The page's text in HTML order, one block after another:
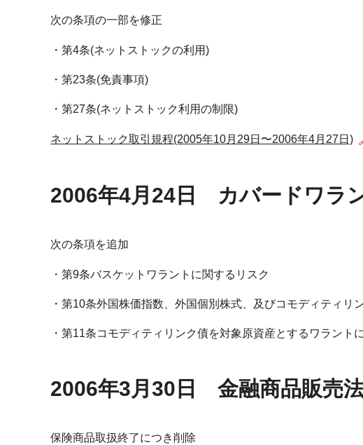
次の条項の一部を修正
第4条(ネットストックの利用)
第23条(免責事項)
第27条(ネットストック利用の制限)
ネットストック取引規程(2005年10月29日〜2006年4月27日)
2006年4月24日 カバードワラ
次の条項を追加
第9条バスケットワラントに関するリスク
第10条外国株価指数、外国個別株式、及びコモディティリ
第11条コモディティリンク債を対象原資産とするワラント
2006年3月30日 金融商品販売
保険商品取扱終了につき削除